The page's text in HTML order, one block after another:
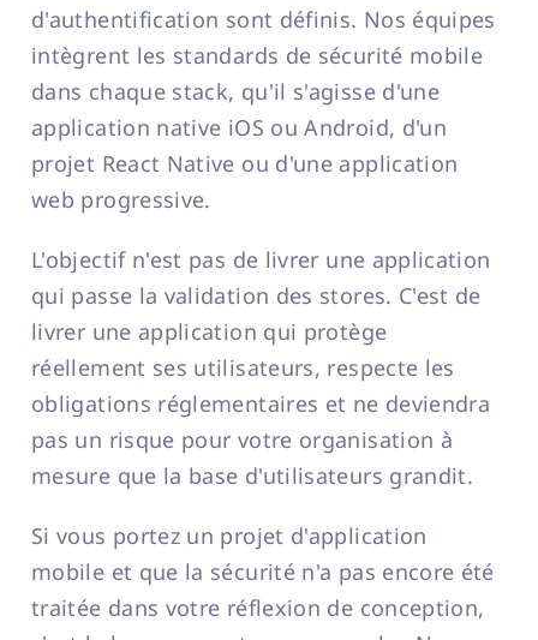
d'authentification sont définis. Nos équipes
intègrent les standards de sécurité mobile
dans chaque stack, qu'il s'agisse d'une
application native iOS ou Android, d'un
projet React Native ou d'une application
web progressive.
L'objectif n'est pas de livrer une application
qui passe la validation des stores. C'est de
livrer une application qui protège
réellement ses utilisateurs, respecte les
obligations réglementaires et ne deviendra
pas un risque pour votre organisation à
mesure que la base d'utilisateurs grandit.
Si vous portez un projet d'application
mobile et que la sécurité n'a pas encore été
traitée dans votre réflexion de conception,